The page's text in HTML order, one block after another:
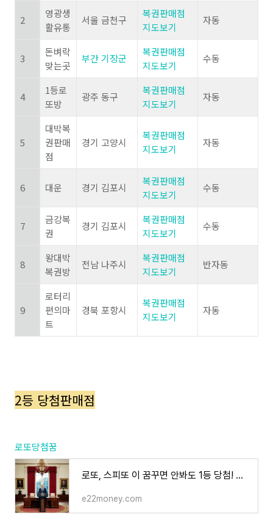
2
영광생
활유통
서울 금천구
복권판매점
지도보기
자동
3
돈벼락
맞는곳
부간 기장군
복권판매점
지도보기
수동
4
1등로
또방
광주 동구
복권판매점
지도보기
자동
5
대박복
권판매
점
경기 고양시
복권판매점
지도보기
자동
6 대운 경기 김포시
복권판매점
지도보기
수동
7
금강복
권
경기 김포시
복권판매점
지도보기
수동
8
왕대박
복권방
전남 나주시
복권판매점
지도보기
반자동
9
로터리
편의마
트
경북 포항시
복권판매점
지도보기
자동
2등 당첨판매점
로또당첨꿈
로또, 스피또 이 꿈꾸면 안봐도 1등 당첨! 실제사례TOP10
e22money.com